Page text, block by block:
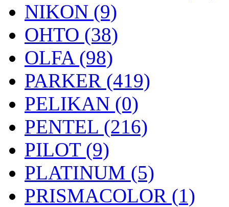
NIKON (9)
OHTO (38)
OLFA (98)
PARKER (419)
PELIKAN (0)
PENTEL (216)
PILOT (9)
PLATINUM (5)
PRISMACOLOR (1)